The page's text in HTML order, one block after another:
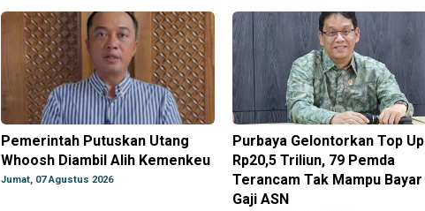
Pemerintah Putuskan Utang
Whoosh Diambil Alih Kemenkeu
Jumat, 07 Agustus 2026
Purbaya Gelontorkan Top Up
Rp20,5 Triliun, 79 Pemda
Terancam Tak Mampu Bayar
Gaji ASN